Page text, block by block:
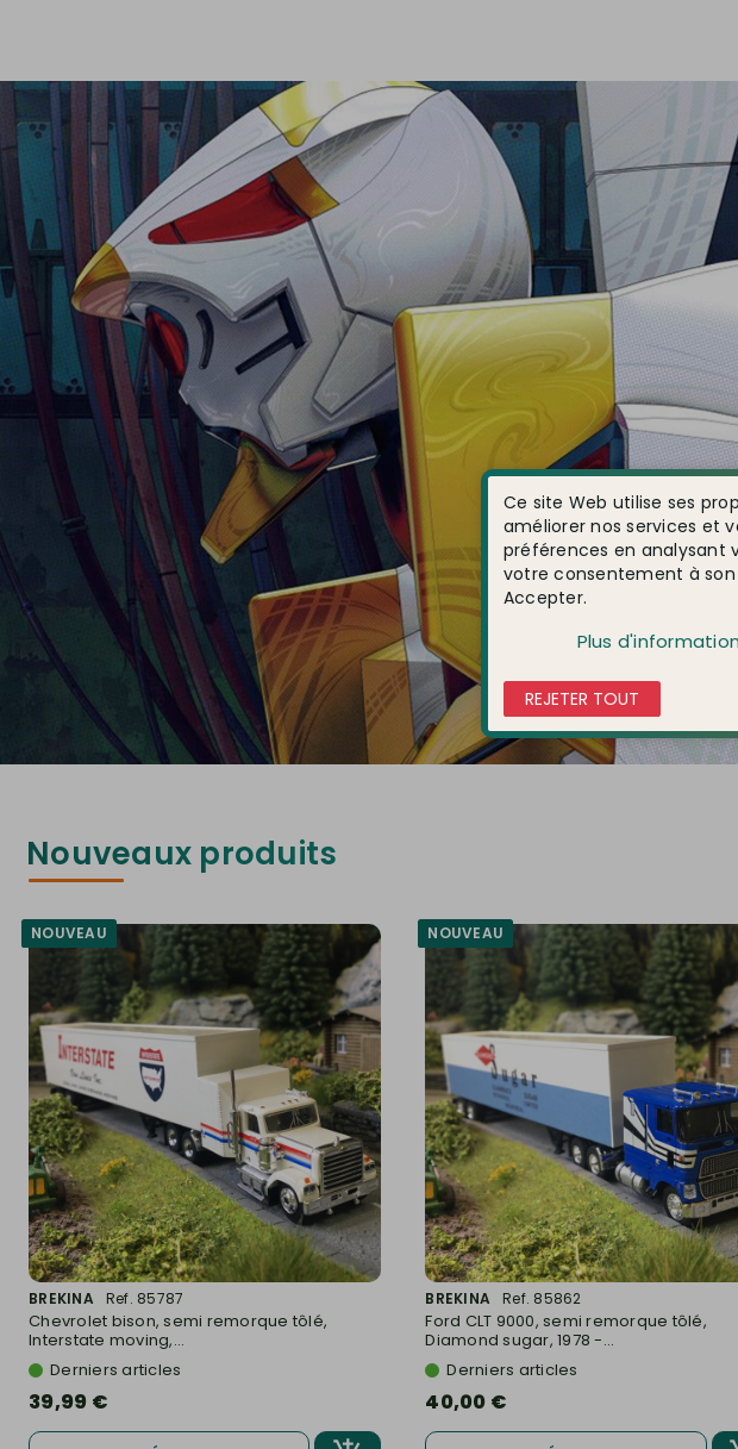
Nouveaux produits
NOUVEAU
BREKINA Ref. 85787
Chevrolet bison, semi remorque tôlé,
Interstate moving,...
Derniers articles
39,99 €
NOUVEAU
BREKINA Ref. 85862
Ford CLT 9000, semi remorque tôlé,
Diamond sugar, 1978 -...
Derniers articles
40,00 €
Ce site Web utilise ses
améliorer nos services et
préférences en analysant
votre consentement à
Accepter.
Plus
REJETER TOUT